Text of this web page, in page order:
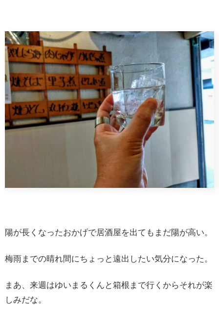
陽が長くなったおかげで居酒屋を出てもまだ陽が高い。
梅雨までの晴れ間にちょっと遠出したい気分になった。
まあ、来週はゆいまるくんと箱根まで行くからそれが楽
しみだな。